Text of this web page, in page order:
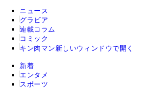
ニュース
グラビア
連載コラム
コミック
キン肉マン 新しいウィンドウで開く
新着
エンタメ
スポーツ